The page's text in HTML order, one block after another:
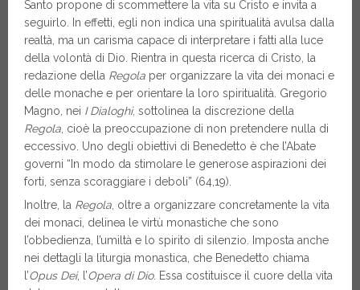
Santo propone di scommettere la vita su Cristo e invita a
seguirlo. In effetti, egli non indica una spiritualità avulsa dalla
realtà, ma un carisma capace di interpretare i fatti alla luce
della volontà di Dio. Rientra in questa ricerca di Cristo, la
redazione della Regola per organizzare la vita dei monaci e
delle monache e per orientare la loro spiritualità. Gregorio
Magno, nei I Dialoghi, sottolinea la discrezione della
Regola , cioè la preoccupazione di non pretendere nulla di
eccessivo. Uno degli obiettivi di Benedetto è che l’Abate
governi “In modo da stimolare le generose aspirazioni dei
forti, senza scoraggiare i deboli” (64,19).
Inoltre, la Regola , oltre a organizzare concretamente la vita
dei monaci, delinea le virtù monastiche che sono
l’obbedienza, l’umiltà e lo spirito di silenzio. Imposta anche
nei dettagli la liturgia monastica, che Benedetto chiama
l’Opus Dei, l’Opera di Dio. Essa costituisce il cuore della vita